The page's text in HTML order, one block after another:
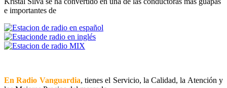
e importantes de
En Radio Vanguardia, tienes el Servicio, la Calidad, la Atención y